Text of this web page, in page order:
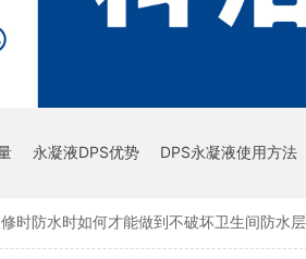
永凝液DPS优势 DPS永凝液使用方法
时防水时如何才能做到不破坏卫生间防水